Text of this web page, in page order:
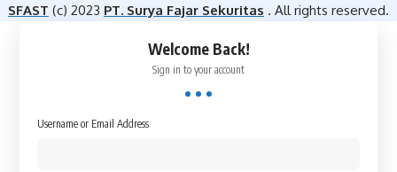
SFAST (c) 2023 PT. Surya Fajar Sekuritas . All rights reserved.
Welcome Back!
Sign in to your account
Username or Email Address